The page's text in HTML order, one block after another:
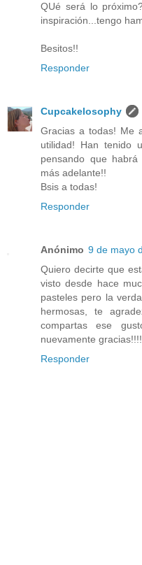
QUé será lo
inspiración...tengo
Besitos!!
Responder
Cupcakelosophy
Gracias a todas! Me
utilidad! Han tenido
pensando que
más adelante!!
Bsis a todas!
Responder
Anónimo 9 de mayo
Quiero decirte que
visto desde hace
pasteles pero la
hermosas, te
compartas ese
nuevamente gracias!!!!
Responder